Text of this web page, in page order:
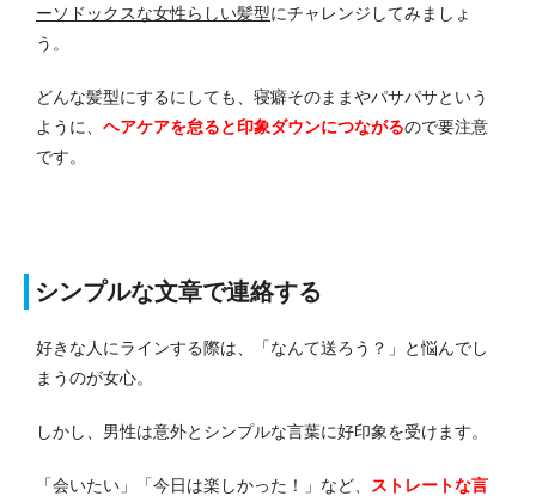
ーソドックスな女性らしい髪型にチャレンジしてみましょ
う。
どんな髪型にするにしても、寝癖そのままやパサパサという
ように、 ヘアケアを怠ると印象ダウンにつながるので要注意
です。
シンプルな文章で連絡する
好きな人にラインする際は、「なんて送ろう？」と悩んでし
まうのが女心。
しかし、男性は意外とシンプルな言葉に好印象を受けます。
「会いたい」「今日は楽しかった！」など、 ストレートな言